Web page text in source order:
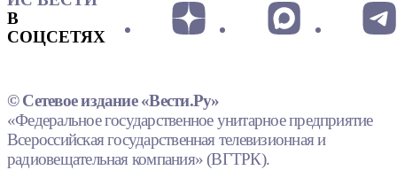
В
СОЦСЕТЯХ
© Сетевое издание «Вести.Ру»
«Федеральное государственное унитарное предприятие
Всероссийская государственная телевизионная и
радиовещательная компания» (ВГТРК).